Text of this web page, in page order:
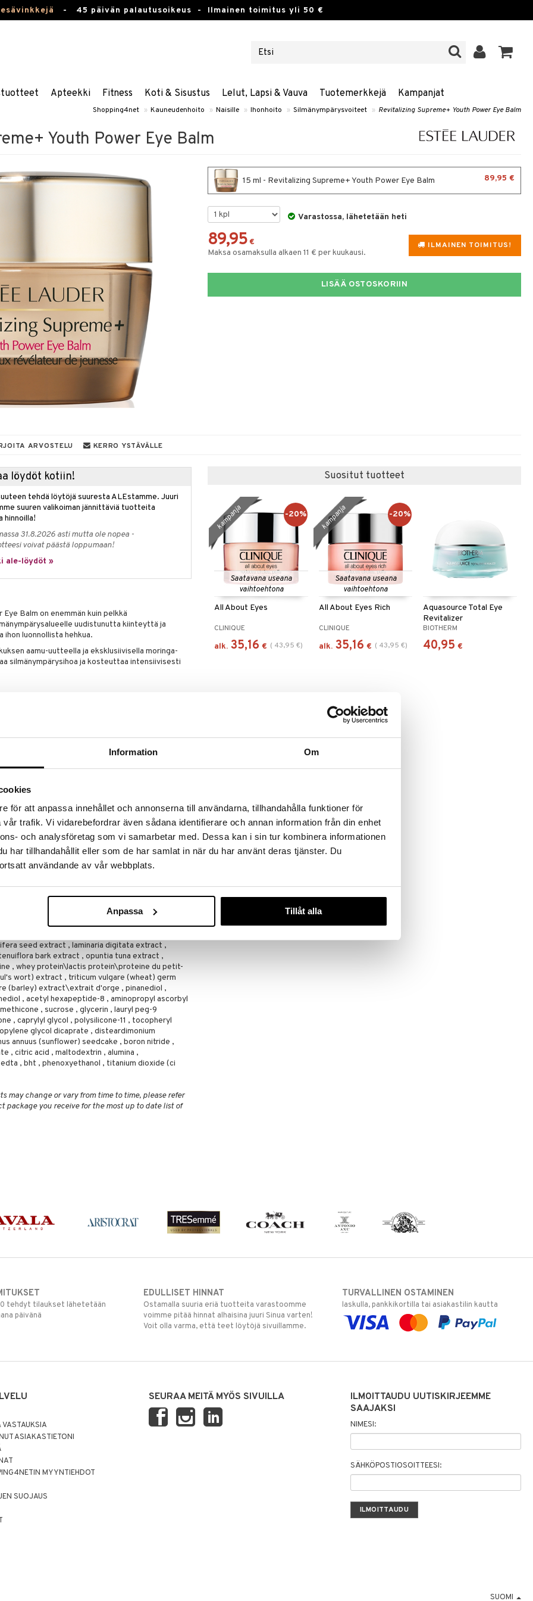
Information Om
för att anpassa innehållet och annonserna till användarna, tillhandahålla funktioner för
trafik. Vi vidarebefordrar även sådana identifierare och annan information från din enhet
och analysföretag som vi samarbetar med. Dessa kan i sin tur kombinera informationen
har tillhandahållit eller som de har samlat in när du har använt deras tjänster. Du
användande av vår webbplats.
Anpassa Tillåt alla
- 45 päivän palautusoikeus - Ilmainen toimitus yli 50 €
Apteekki Fitness Koti & Sisustus Lelut, Lapsi & Vauva Tuotemerkkejä Kampanjat
Shopping4net » Kauneudenhoito » Naisille » Ihonhoito » Silmänympärysvoiteet » Revitalizing Supreme+ Youth Power Eye Balm
Youth Power Eye Balm
15 ml - Revitalizing Supreme+ Youth Power Eye Balm 89,95 €
Varastossa, lähetetään heti
ILMAINEN TOIMITUS!
89,95 €
Maksa osamaksulla alkaen 11 € per kuukausi.
LISÄÄ OSTOSKORIIN
ARVOSTELU KERRO YSTÄVÄLLE
löydöt kotiin!
tehdä löytöjä suuresta ALEstamme. Juuri
suuren valikoiman jännittäviä tuotteita
hinnoilla!
31.8.2026 asti mutta ole nopea -
voivat päästä loppumaan!
ale-löydöt »
Balm on enemmän kuin pelkkä
uudistunutta kiinteyttä ja
ihon luonnollista hehkua.
aamu-uutteella ja eksklusiivisella moringa-
silmänympärysihoa ja kosteuttaa intensiivisesti
voimakkaalla ja ravitsevalla anti-aging-
hibiskuksen aamu-uutteella, joka sisältää
ihon luonnollista kollageenintuotantoa.
koostumus parantaa merkittävästi ihon
annat iholle ylimääräistä rakkautta ja
ja illalla.
hieman paksumpi kerros ja anna vaikuttaa 2
pois.
stearic triglyceride , cetyl peg/ppg-10/1
12 , isononyl isononanoate , limonium vulgare
seed extract , laminaria digitata extract ,
bark extract , opuntia tuna extract ,
, whey protein\lactis protein\proteine du petit-
wort) extract , triticum vulgare (wheat) germ
(barley) extract\extrait d'orge , pinanediol ,
, acetyl hexapeptide-8 , aminopropyl ascorbyl
, sucrose , glycerin , lauryl peg-9
, caprylyl glycol , polysilicone-11 , tocopheryl
glycol dicaprate , disteardimonium
annuus (sunflower) seedcake , boron nitride ,
, citric acid , maltodextrin , alumina ,
, bht , phenoxyethanol , titanium dioxide (ci
may change or vary from time to time, please refer
you receive for the most up to date list of
Suositut tuotteet
Saatavana useana
vaihtoehtona
All About Eyes
CLINIQUE
alk. 35,16 € ( 43,95 €)
kampanja -20%
Saatavana useana
vaihtoehtona
All About Eyes Rich
CLINIQUE
alk. 35,16 € ( 43,95 €)
kampanja -20%
Aquasource Total Eye
Revitalizer
BIOTHERM
40,95 €
BIOTHERM
61,95 €
tehdyt tilaukset lähetetään
päivänä
EDULLISET HINNAT
Ostamalla suuria eriä tuotteita varastoomme
voimme pitää hinnat alhaisina juuri Sinua varten!
Voit olla varma, että teet löytöjä sivuillamme.
TURVALLINEN OSTAMINEN
laskulla, pankkikortilla tai asiakastilin kautta
ASIAKASTIETONI
MYYNTIEHDOT
SUOJAUS
SEURAA MEITÄ MYÖS SIVUILLA
ILMOITTAUDU UUTISKIRJEEMME
SAAJAKSI
NIMESI:
SÄHKÖPOSTIOSOITTEESI:
SUOMI